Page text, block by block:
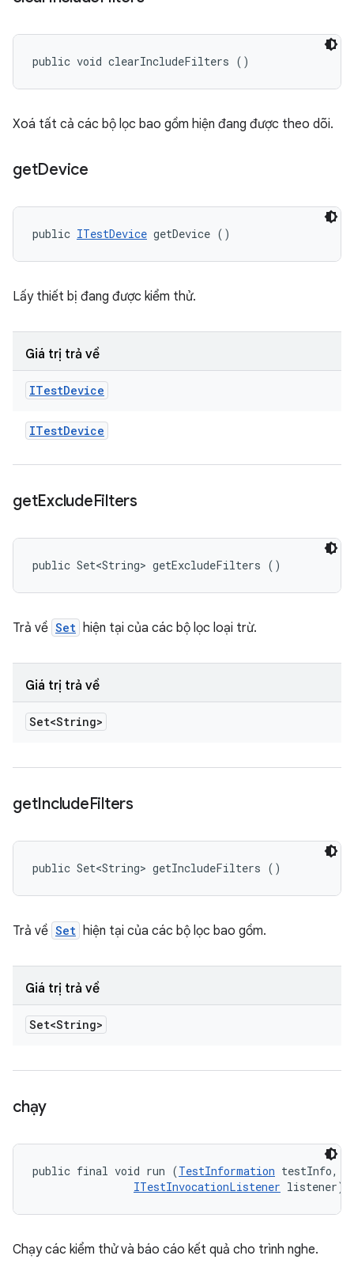
public void clearIncludeFilters ()
Xoá tất cả các bộ lọc bao gồm hiện đang được theo dõi.
getDevice
public ITestDevice getDevice ()
Lấy thiết bị đang được kiểm thử.
Giá trị trả về
ITestDevice
ITestDevice
getExcludeFilters
public Set<String> getExcludeFilters ()
Trả về Set hiện tại của các bộ lọc loại trừ.
Giá trị trả về
Set<String>
getIncludeFilters
public Set<String> getIncludeFilters ()
Trả về Set hiện tại của các bộ lọc bao gồm.
Giá trị trả về
Set<String>
chạy
public final void run (TestInformation testInfo,
ITestInvocationListener listener)
Chạy các kiểm thử và báo cáo kết quả cho trình nghe.